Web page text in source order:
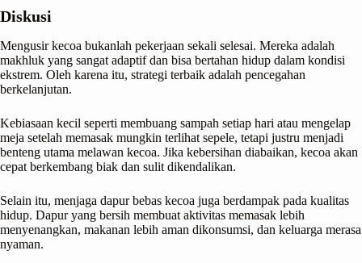
Diskusi
Mengusir kecoa bukanlah pekerjaan sekali selesai. Mereka adalah
makhluk yang sangat adaptif dan bisa bertahan hidup dalam kondisi
ekstrem. Oleh karena itu, strategi terbaik adalah pencegahan
berkelanjutan.
Kebiasaan kecil seperti membuang sampah setiap hari atau mengelap
meja setelah memasak mungkin terlihat sepele, tetapi justru menjadi
benteng utama melawan kecoa. Jika kebersihan diabaikan, kecoa akan
cepat berkembang biak dan sulit dikendalikan.
Selain itu, menjaga dapur bebas kecoa juga berdampak pada kualitas
hidup. Dapur yang bersih membuat aktivitas memasak lebih
menyenangkan, makanan lebih aman dikonsumsi, dan keluarga merasa
nyaman.